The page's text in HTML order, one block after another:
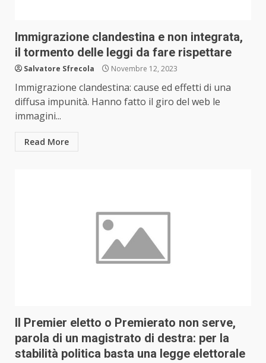
Immigrazione clandestina e non integrata,
il tormento delle leggi da fare rispettare
Salvatore Sfrecola Novembre 12, 2023
Immigrazione clandestina: cause ed effetti di una
diffusa impunità. Hanno fatto il giro del web le
immagini...
Read More
Il Premier eletto o Premierato non serve,
parola di un magistrato di destra: per la
stabilità politica basta una legge elettorale